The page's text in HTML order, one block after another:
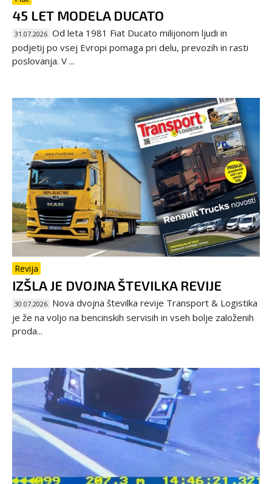
45 LET MODELA DUCATO
31.07.2026 Od leta 1981 Fiat Ducato milijonom ljudi in
podjetij po vsej Evropi pomaga pri delu, prevozih in rasti
poslovanja. V ...
Revija
IZŠLA JE DVOJNA ŠTEVILKA REVIJE
30.07.2026 Nova dvojna številka revije Transport & Logistika
je že na voljo na bencinskih servisih in vseh bolje založenih
proda...